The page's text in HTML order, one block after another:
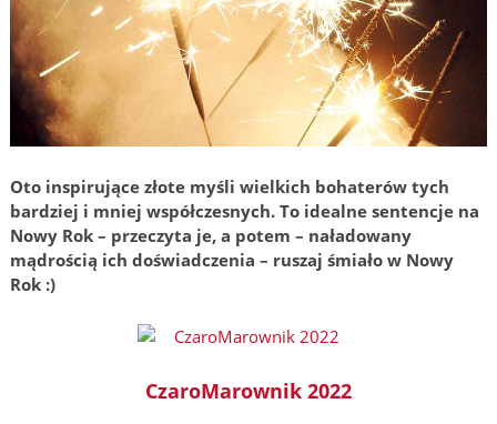
Oto inspirujące złote myśli wielkich bohaterów tych
bardziej i mniej współczesnych. To idealne sentencje na
Nowy Rok – przeczyta je, a potem – naładowany
mądrością ich doświadczenia – ruszaj śmiało w Nowy
Rok :)
CzaroMarownik 2022